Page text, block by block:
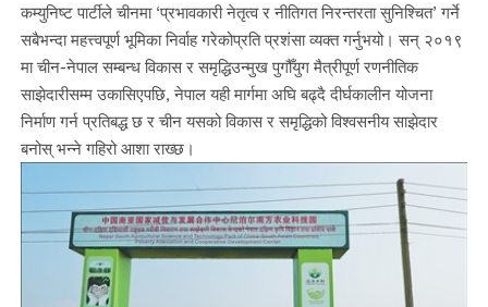
कम्युनिष्ट पार्टीले चीनमा ‘प्रभावकारी नेतृत्व र नीतिगत निरन्तरता सुनिश्चित’ गर्ने
सबैभन्दा महत्त्वपूर्ण भूमिका निर्वाह गरेकोप्रति प्रशंसा व्यक्त गर्नुभयो। सन् २०१९
मा चीन-नेपाल सम्बन्ध विकास र समृद्धिउन्मुख पुगौँयुग मैत्रीपूर्ण रणनीतिक
साझेदारीसम्म उकासिएपछि, नेपाल यही मार्गमा अघि बढ्दै दीर्घकालीन योजना
निर्माण गर्न प्रतिबद्ध छ र चीन यसको विकास र समृद्धिको विश्वसनीय साझेदार
बनोस् भन्ने गहिरो आशा राख्छ।